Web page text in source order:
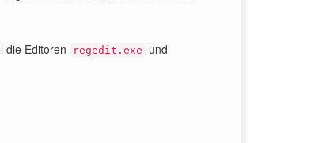
die Editoren
regedit.exe und